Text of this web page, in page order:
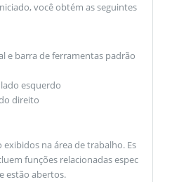
você obtém as seguintes
e barra de ferramentas padrão
esquerdo
direito
na área de trabalho. Es
funções relacionadas espec
estão abertos.